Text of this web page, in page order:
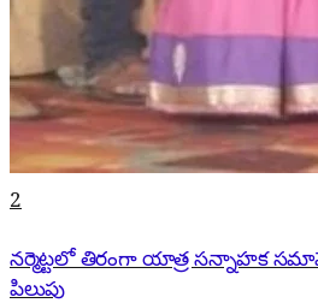
2
నర్మెట్టలో తిరంగా యాత్ర సన్నాహక
పిలుపు